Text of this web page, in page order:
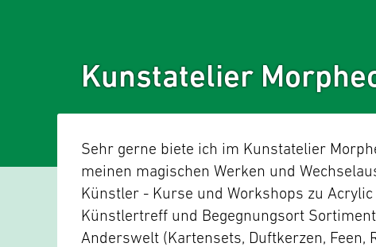
Kunstatelier
Sehr gerne biete ich im Kunstatelier
meinen magischen Werken und
Künstler - Kurse und Workshops zu
Künstlertreff und Begegnungsort
Anderswelt (Kartensets, Duftkerzen, Feen,